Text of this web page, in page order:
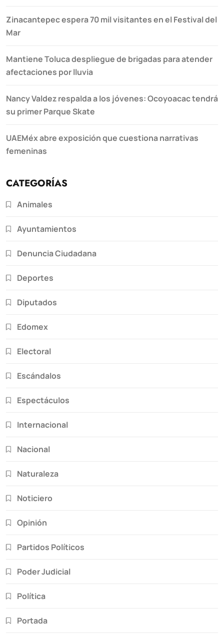
Zinacantepec espera 70 mil visitantes en el Festival del
Mar
Mantiene Toluca despliegue de brigadas para atender
afectaciones por lluvia
Nancy Valdez respalda a los jóvenes: Ocoyoacac tendrá
su primer Parque Skate
UAEMéx abre exposición que cuestiona narrativas
femeninas
CATEGORÍAS
Animales
Ayuntamientos
Denuncia Ciudadana
Deportes
Diputados
Edomex
Electoral
Escándalos
Espectáculos
Internacional
Nacional
Naturaleza
Noticiero
Opinión
Partidos Políticos
Poder Judicial
Política
Portada